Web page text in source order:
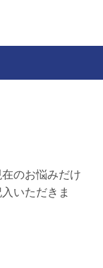
のお悩みだけ
いただきま